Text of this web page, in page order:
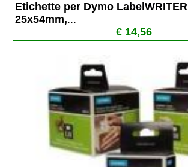
Etichette per Dymo LabelWRITER
25x54mm,...
€ 14,56